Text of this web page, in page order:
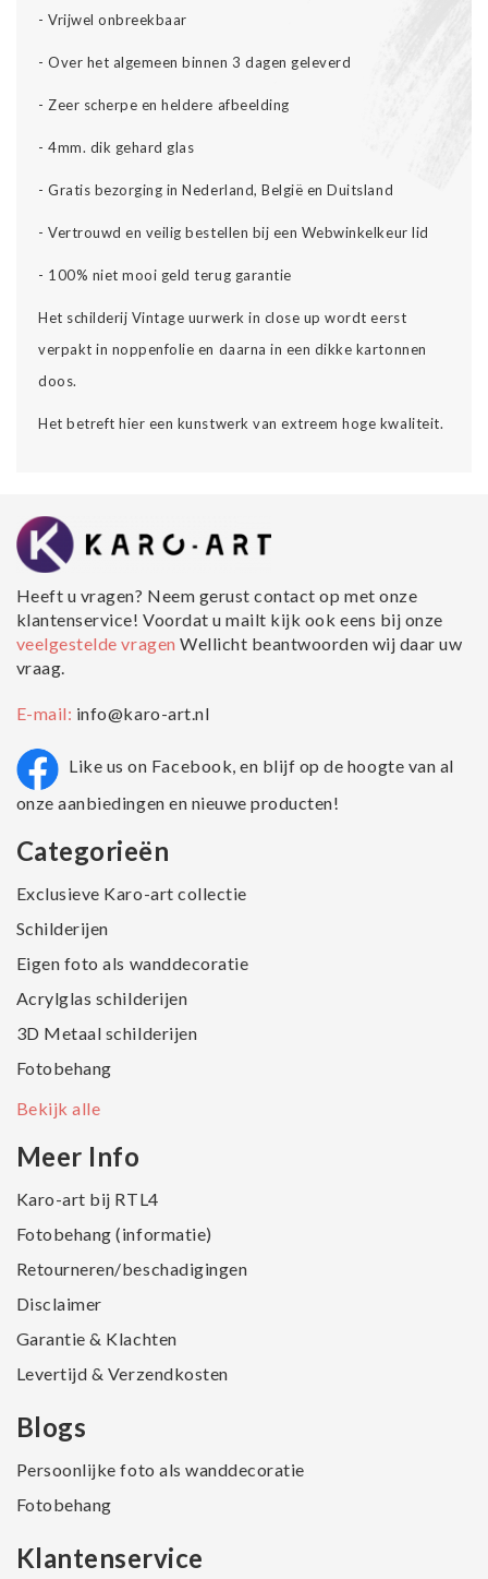
- Vrijwel onbreekbaar
- Over het algemeen binnen 3 dagen geleverd
- Zeer scherpe en heldere afbeelding
- 4mm. dik gehard glas
- Gratis bezorging in Nederland, België en Duitsland
-Vertrouwd en veilig bestellen bij een Webwinkelkeur lid
- 100% niet mooi geld terug garantie
Het schilderij Vintage uurwerk in close up wordt eerst
verpakt in noppenfolie en daarna in een dikke kartonnen
doos.
Het betreft hier een kunstwerk van extreem hoge kwaliteit.
Heeft u vragen? Neem gerust contact op met onze
klantenservice! Voordat u mailt kijk ook eens bij onze
veelgestelde vragenWellicht beantwoorden wij daar uw
vraag.
E-mail: info@karo-art.nl
Like us on Facebook, en blijf op de hoogte van al
onze aanbiedingen en nieuwe producten!
Categorieën
Exclusieve Karo-art collectie
Schilderijen
Eigen foto als wanddecoratie
Acrylglas schilderijen
3D Metaal schilderijen
Fotobehang
Bekijk alle
Meer Info
Karo-art bij RTL4
Fotobehang (informatie)
Retourneren/beschadigingen
Disclaimer
Garantie & Klachten
Levertijd & Verzendkosten
Blogs
Persoonlijke foto als wanddecoratie
Fotobehang
Klantenservice